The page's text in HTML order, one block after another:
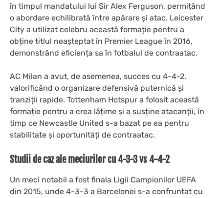
în timpul mandatului lui Sir Alex Ferguson, permițând
o abordare echilibrată între apărare și atac. Leicester
City a utilizat celebru această formație pentru a
obține titlul neașteptat în Premier League în 2016,
demonstrând eficiența sa în fotbalul de contraatac.
AC Milan a avut, de asemenea, succes cu 4-4-2,
valorificând o organizare defensivă puternică și
tranziții rapide. Tottenham Hotspur a folosit această
formație pentru a crea lățime și a susține atacanții, în
timp ce Newcastle United s-a bazat pe ea pentru
stabilitate și oportunități de contraatac.
Studii de caz ale meciurilor cu 4-3-3 vs 4-4-2
Un meci notabil a fost finala Ligii Campionilor UEFA
din 2015, unde 4-3-3 a Barcelonei s-a confruntat cu